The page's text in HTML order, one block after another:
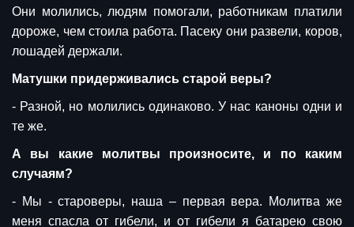
Они молились, людям помогали, работникам платили
дороже, чем стоила работа. Пасеку они развели, коров,
лошадей держали.
Матушки придерживались старой веры?
- Разной, но молились одинаково. У нас каноны одни и
те же.
А вы какие молитвы произносите, и по каким
случаям?
- Мы - староверы, наша – первая вера. Молитва же
меня спасла от гибели, и от гибели я батарею свою